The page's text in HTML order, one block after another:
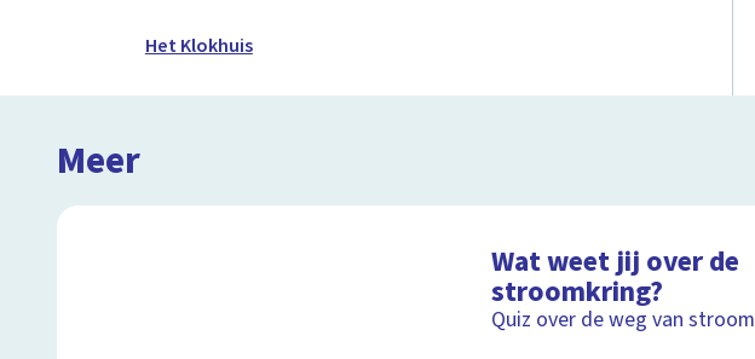
Het Klokhuis
Meer
Wat weet jij over de
stroomkring?
Quiz over de weg van stroom